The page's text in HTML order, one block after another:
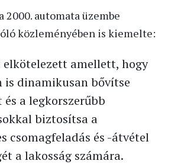
2000. automata üzembe
közleményében is kiemelte:
amellett, hogy
is dinamikusan bővítse
a legkorszerűbb
biztosítsa a
csomagfeladás és -átvétel
a lakosság számára.